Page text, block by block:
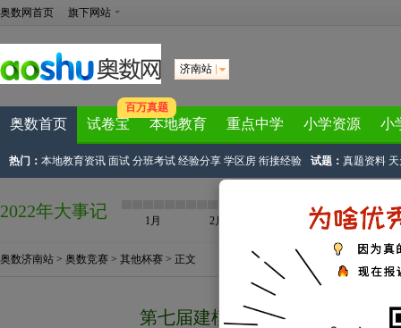
奥数网首页 旗下网站
济南站
奥数首页 试卷宝
百万真题
本地教育 重点中学 小学资源 小
热门： 本地教育资讯 面试 分班考试 经验分享 学区房 衔接经验 试题： 真题资料
2022年大事记 1月 2月 4月
奥数济南站 > 奥数竞赛 > 其他杯赛 > 正文
第七届建模考试济南考区四年级